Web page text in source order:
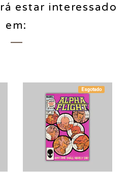
estar interessado
em:
Esgotado